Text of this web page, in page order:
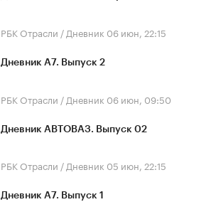
РБК Отрасли / Дневник 06 июн, 22:15
Дневник А7. Выпуск 2
РБК Отрасли / Дневник 06 июн, 09:50
Дневник АВТОВАЗ. Выпуск 02
РБК Отрасли / Дневник 05 июн, 22:15
Дневник А7. Выпуск 1